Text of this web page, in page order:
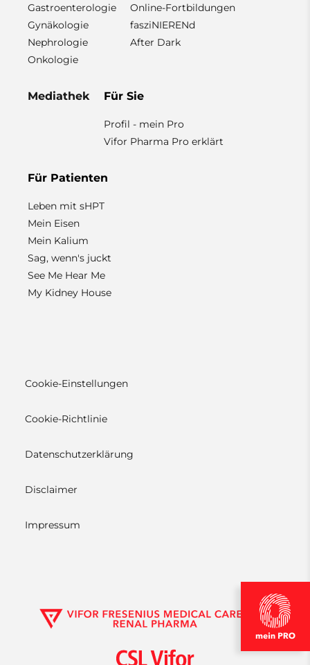
Gastroenterologie
Gynäkologie
Nephrologie
Onkologie
Online-Fortbildungen
fasziNIERENd
After Dark
Mediathek Für Sie
Profil - mein Pro
Vifor Pharma Pro erklärt
Für Patienten
Leben mit sHPT
Mein Eisen
Mein Kalium
Sag, wenn's juckt
See Me Hear Me
My Kidney House
Cookie-Einstellungen
Cookie-Richtlinie
Datenschutzerklärung
Disclaimer
Impressum